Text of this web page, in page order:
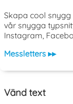
Skapa cool
vår snygga
Instagram,
Messletters ▸▸
Vänd text